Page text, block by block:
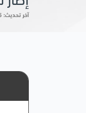
آخر تحديث: Jan 2025